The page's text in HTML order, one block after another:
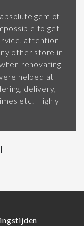
gem of
to get
attention
other store in
renovating
helped at
delivery,
etc. Highly